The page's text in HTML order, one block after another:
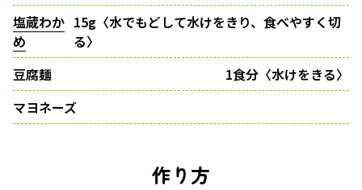
塩蔵わか
め
15g〈水でもどして水けをきり、食べやすく切
る〉
豆腐麺
1食分〈水けをきる〉
マヨネーズ
作り方